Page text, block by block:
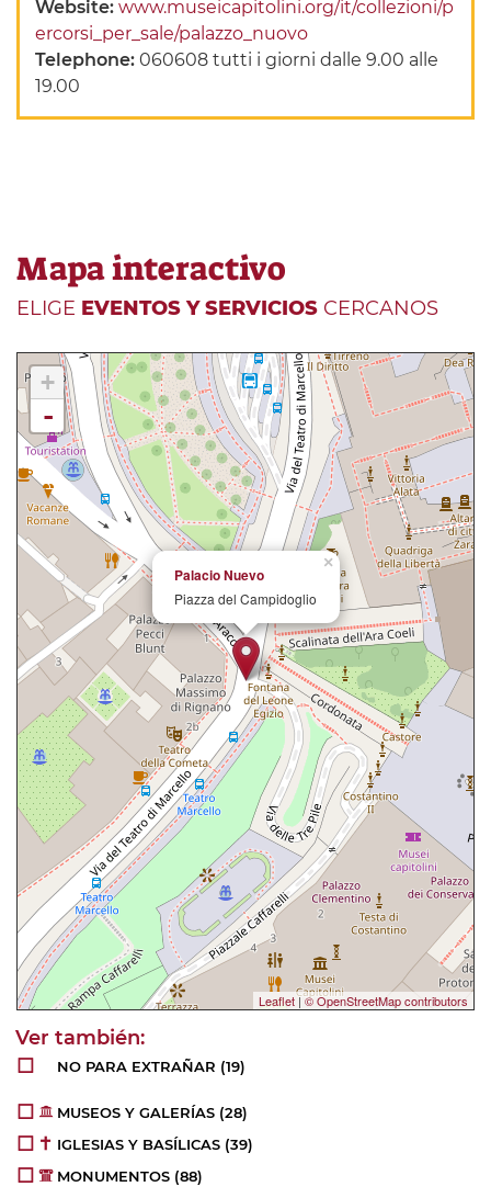
Website:www.museicapitolini.org/it/collezioni/p
ercorsi_per_sale/palazzo_nuovo
Telephone:060608 tutti i giorni dalle 9.00 alle
19.00
Mapa interactivo
ELIGE EVENTOS Y SERVICIOS CERCANOS
×
Palacio Nuevo
Piazza del Campidoglio
+
-
Leaflet|© OpenStreetMap contributors
NO PARA EXTRAÑAR (19)
MUSEOS Y GALERÍAS (28)
IGLESIAS Y BASÍLICAS (39)
MONUMENTOS (88)